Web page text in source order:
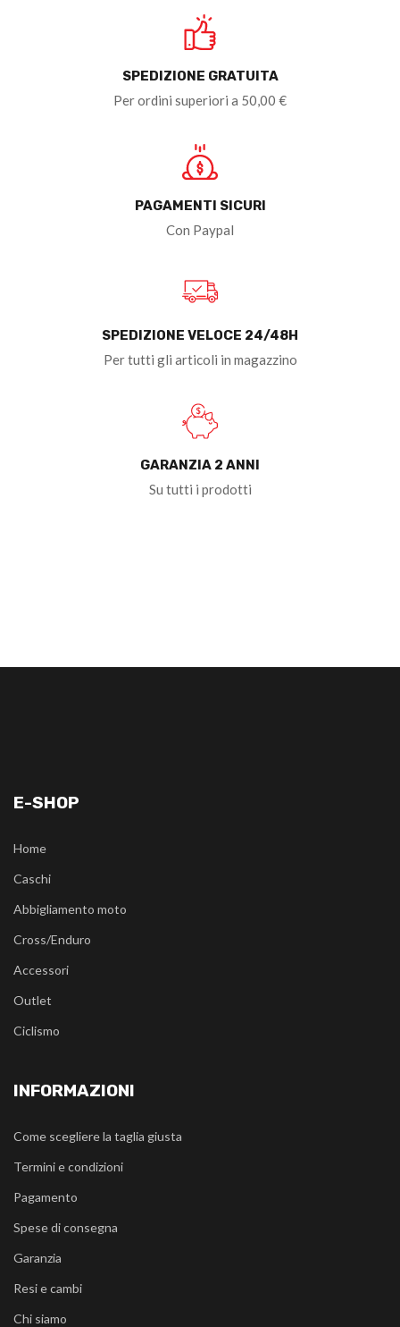
SPEDIZIONE GRATUITA
Per ordini superiori a 50,00 €
PAGAMENTI SICURI
Con Paypal
SPEDIZIONE VELOCE 24/48H
Per tutti gli articoli in magazzino
GARANZIA 2 ANNI
Su tutti i prodotti
E-SHOP
Home
Caschi
Abbigliamento moto
Cross/Enduro
Accessori
Outlet
Ciclismo
INFORMAZIONI
Come scegliere la taglia giusta
Termini e condizioni
Pagamento
Spese di consegna
Garanzia
Resi e cambi
Chi siamo